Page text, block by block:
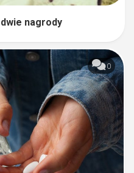
dwie nagrody
0